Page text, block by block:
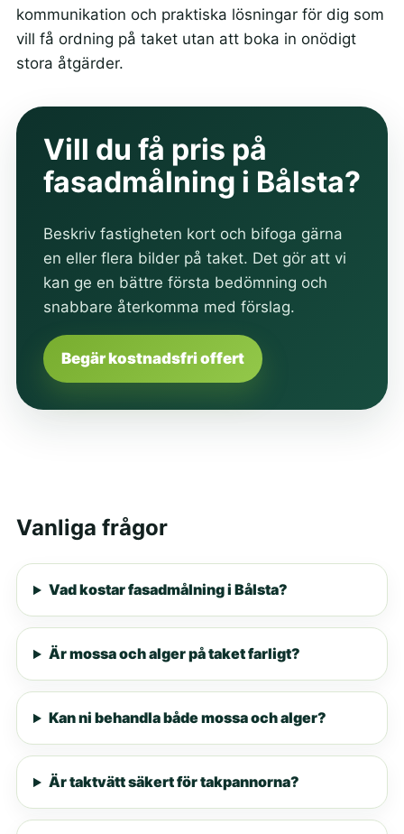
kommunikation och praktiska lösningar för dig som
vill få ordning på taket utan att boka in onödigt
stora åtgärder.
Vill du få pris på
fasadmålning i Bålsta?
Beskriv fastigheten kort och bifoga gärna
en eller flera bilder på taket. Det gör att vi
kan ge en bättre första bedömning och
snabbare återkomma med förslag.
Begär kostnadsfri offert
Vanliga frågor
Vad kostar fasadmålning i Bålsta?
Är mossa och alger på taket farligt?
Kan ni behandla både mossa och alger?
Är taktvätt säkert för takpannorna?